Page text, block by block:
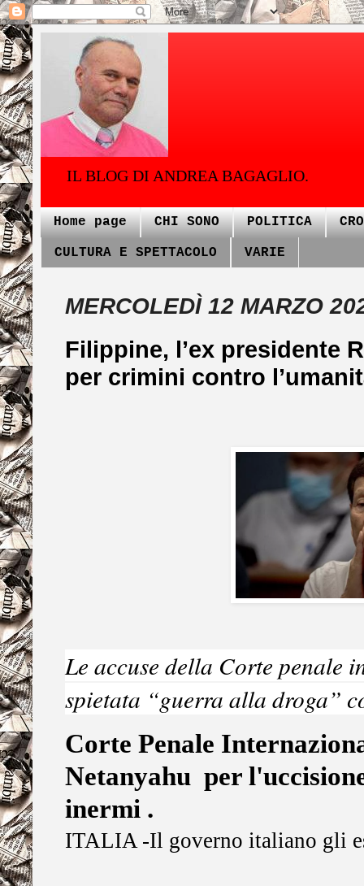
IL BLOG DI ANDREA BAGAGLIO.
Home page CHI SONO POLITICA
CULTURA E SPETTACOLO VARIE
MERCOLEDÌ 12 MARZO
Filippine, l’ex presidente
per crimini contro
Le accuse della Corte penale
spietata “guerra alla droga”
Corte Penale
Netanyahu per
inermi .
ITALIA -Il governo italiano gli